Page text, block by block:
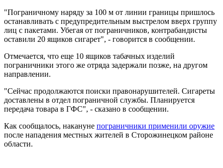
"Пограничному наряду за 100 м от линии границы пришлось
останавливать с предупредительным выстрелом вверх группу
лиц с пакетами. Убегая от пограничников, контрабандисты
оставили 20 ящиков сигарет", - говорится в сообщении.
Отмечается, что еще 10 ящиков табачных изделий
пограничники этого же отряда задержали позже, на другом
направлении.
"Сейчас продолжаются поиски правонарушителей. Сигареты
доставлены в отдел пограничной службы. Планируется
передача товара в ГФС", - сказано в сообщении.
Как сообщалось, накануне пограничники применили оружие
после нападения местных жителей в Сторожинецком районе
области.